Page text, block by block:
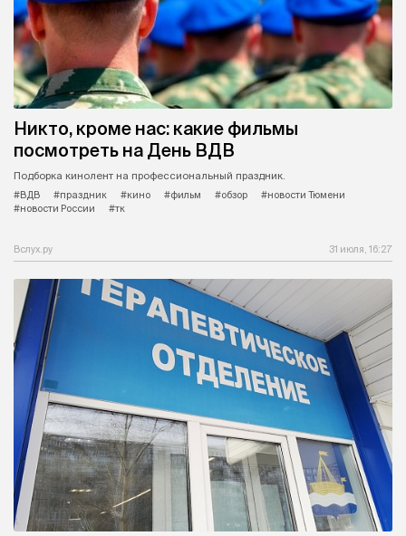
Никто, кроме нас: какие фильмы
посмотреть на День ВДВ
Подборка кинолент на профессиональный праздник.
#ВДВ
#праздник #кино #фильм #обзор
#новости Тюмени
#новости России
#тк
Вслух.ру 31 июля, 16:27